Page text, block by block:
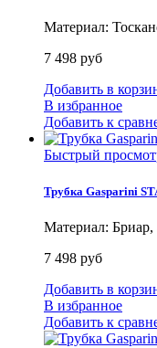
Материал:
7 498 руб
Добавить в
В избранное
Добавить к
Быстрый
Трубка Gasparini
Материал: Бриар,
7 498 руб
Добавить в
В избранное
Добавить к